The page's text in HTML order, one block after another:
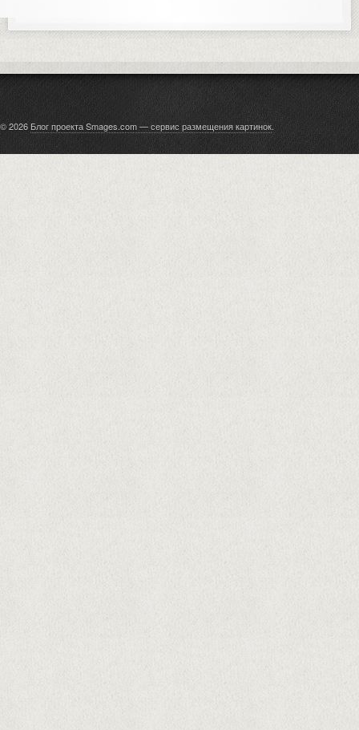
© 2026 Блог проекта Smages.com — сервис размещения картинок.